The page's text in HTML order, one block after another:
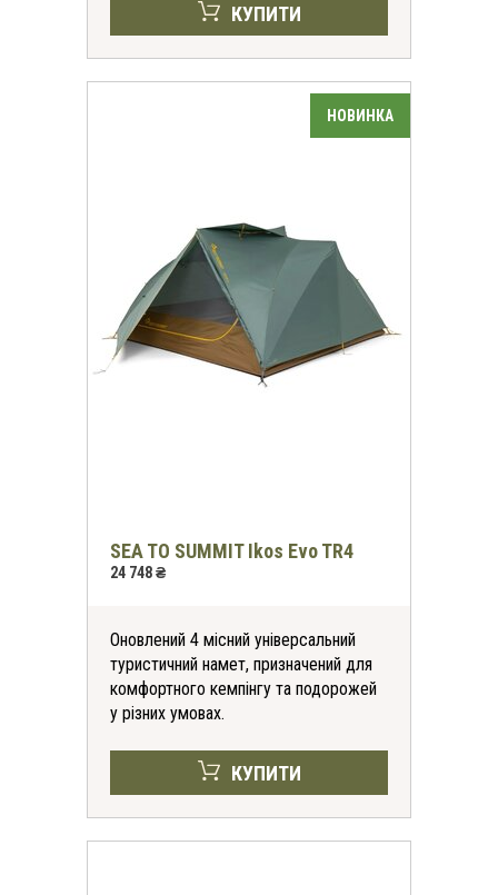
КУПИТИ
SEA TO SUMMIT Ikos Evo TR4
24 748 ₴
Оновлений 4 місний універсальний
туристичний намет, призначений для
комфортного кемпінгу та подорожей
у різних умовах.
КУПИТИ
Отримати знижку
Згода на обробку персональних даних